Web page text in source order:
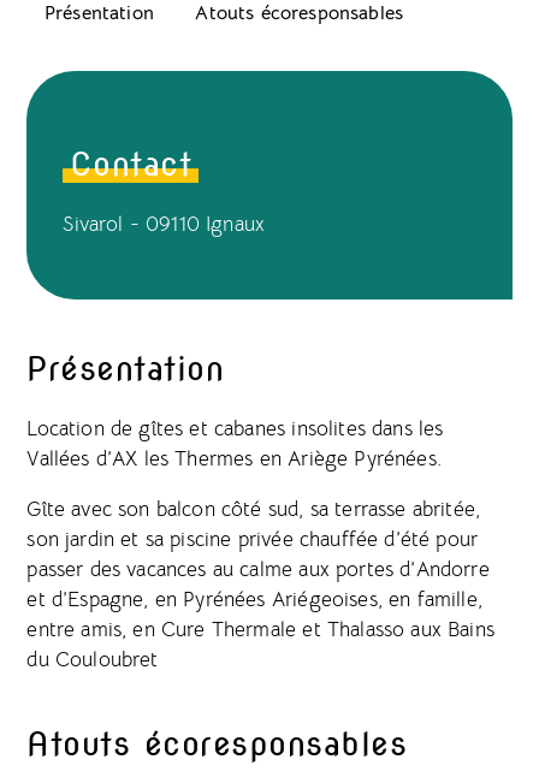
Présentation Atouts écoresponsables
Présentation
Location de gîtes et cabanes insolites dans les
Vallées d’AX les Thermes en Ariège Pyrénées.
Gîte avec son balcon côté sud, sa terrasse abritée,
son jardin et sa piscine privée chauffée d’été pour
passer des vacances au calme aux portes d’Andorre
et d’Espagne, en Pyrénées Ariégeoises, en famille,
entre amis, en Cure Thermale et Thalasso aux Bains
du Couloubret
Atouts écoresponsables
Contact
Sivarol - 09110 Ignaux